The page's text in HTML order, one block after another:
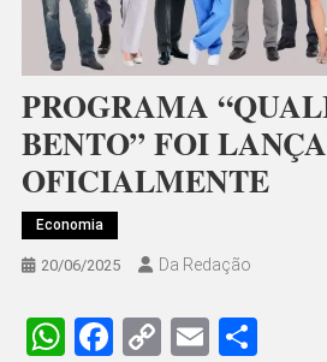
PROGRAMA
BENTO” FOI
OFICIALMENTE
Economia
20/06/2025 Da Redação
WhatsApp
Facebook
CopyEmail